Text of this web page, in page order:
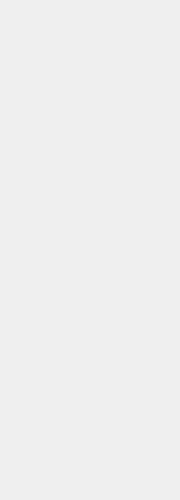
kazandı.
notunu
Akyoldaş,
uzun vadede
sektör ve
trendi
büyük